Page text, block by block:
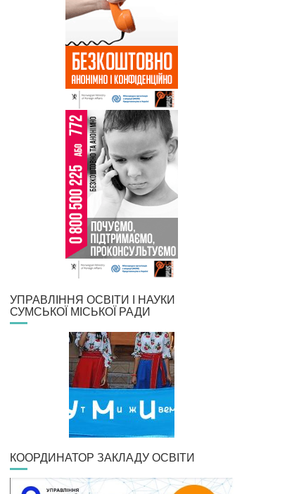
УПРАВЛІННЯ ОСВІТИ І НАУКИ
СУМСЬКОЇ МІСЬКОЇ РАДИ
КООРДИНАТОР ЗАКЛАДУ ОСВІТИ